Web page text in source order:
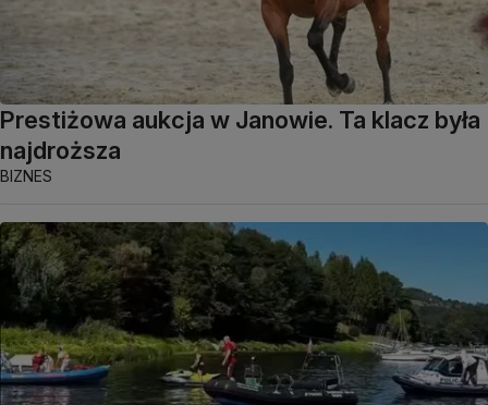
Prestiżowa aukcja w Janowie. Ta klacz była
najdroższa
BIZNES